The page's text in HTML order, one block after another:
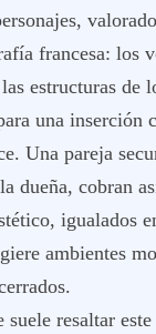
francesa: los
estructuras de
una inserción
Una pareja
dueña, cobran
igualados
ambientes
suele resaltar